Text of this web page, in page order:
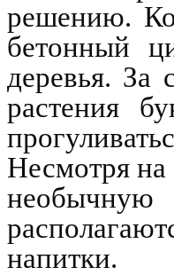
решению.
бетонный
деревья. За
растения
Несмотря на
напитки.